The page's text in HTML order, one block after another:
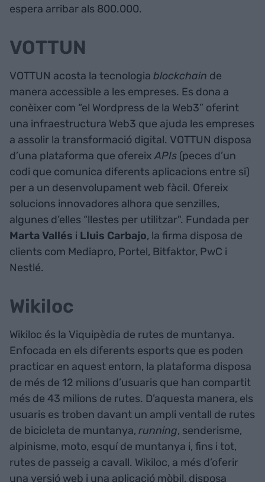
espera arribar als 800.000.
VOTTUN
VOTTUN acosta la tecnologia blockchain de
manera accessible a les empreses. Es dona a
conèixer com “el Wordpress de la Web3” oferint
una infraestructura Web3 que ajuda les empreses
a assolir la transformació digital. VOTTUN disposa
d’una plataforma que ofereixAPIs (peces d’un
codi que comunica diferents aplicacions entre si)
per a un desenvolupament web fàcil. Ofereix
solucions innovadores alhora que senzilles,
algunes d’elles “llestes per utilitzar". Fundada per
Marta Vallés i Lluis Carbajo, la firma disposa de
clients com Mediapro, Portel, Bitfaktor, PwC i
Nestlé.
Wikiloc
Wikiloc és la Viquipèdia de rutes de muntanya.
Enfocada en els diferents esports que es poden
practicar en aquest entorn, la plataforma disposa
de més de 12 milions d’usuaris que han compartit
més de 43 milions de rutes. D’aquesta manera, els
usuaris es troben davant un ampli ventall de rutes
de bicicleta de muntanya, running, senderisme,
alpinisme, moto, esquí de muntanya i, fins i tot,
rutes de passeig a cavall. Wikiloc, a més d’oferir
una versió web i una aplicació mòbil, disposa